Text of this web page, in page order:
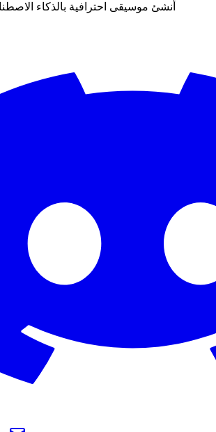
أنشئ موسيقى احترافية بالذكاء